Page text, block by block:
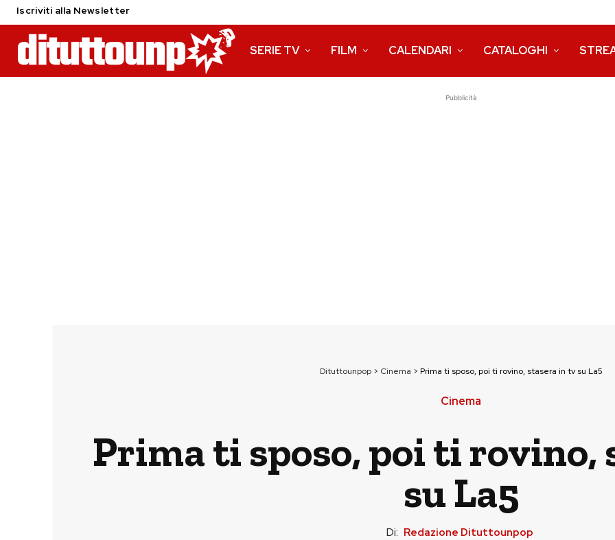
Iscriviti alla Newsletter
SERIE TV FILM CALENDARI CATALOGHI
Pubblicità
Dituttounpop> Cinema > Prima ti sposo, poi ti rovino, stasera in tv su La5
Cinema
Prima ti sposo, poi ti rovino,
su La5
Di: Redazione Dituttounpop